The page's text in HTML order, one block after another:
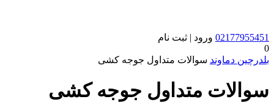
02177955451 ورود | ثبت نام
0
بلدرچین دماوند سوالات متداول جوجه کشی
سوالات متداول جوجه کشی